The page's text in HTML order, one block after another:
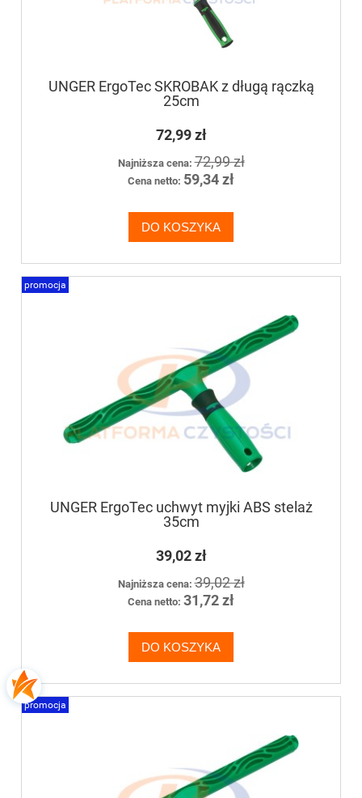
UNGER ErgoTec SKROBAK z długą rączką
25cm
72,99 zł
Najniższa cena:72,99 zł
Cena netto: 59,34 zł
DO KOSZYKA
UNGER ErgoTec uchwyt myjki ABS stelaż
35cm
39,02 zł
Najniższa cena:39,02 zł
Cena netto: 31,72 zł
DO KOSZYKA
promocja
promocja